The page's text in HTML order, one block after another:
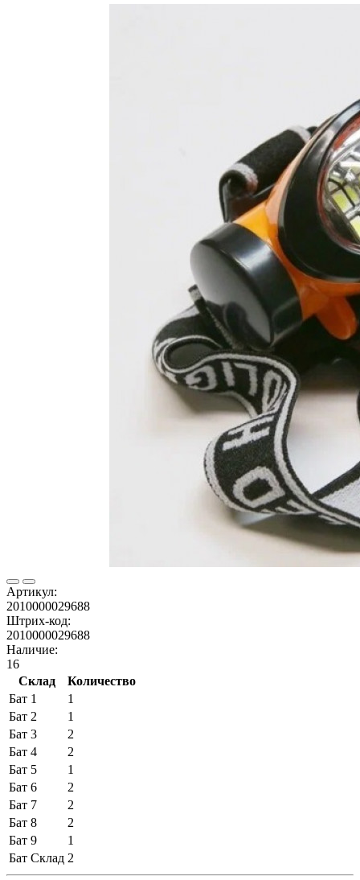
Артикул:
2010000029688
Штрих-код:
2010000029688
Наличие:
16
Склад
Количество
Бат 1
1
Бат 2
1
Бат 3
2
Бат 4
2
Бат 5
1
Бат 6
2
Бат 7
2
Бат 8
2
Бат 9
1
Бат Склад 2